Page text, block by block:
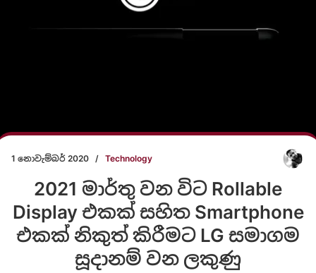
1 නොවැම්බර් 2020 / Technology
2021 මාර්තු වන විට Rollable
Display එකක් සහිත Smartphone
එකක් නිකුත් කිරීමට LG සමාගම
සූදානම් වන ලකුණු